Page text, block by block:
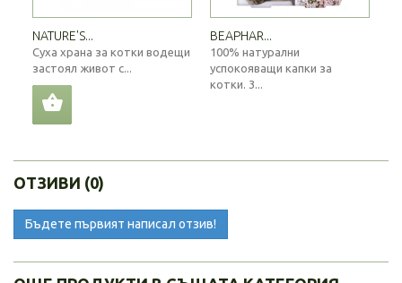
NATURE'S...
Суха храна за котки водещи
застоял живот с...
BEAPHAR...
100% натурални
успокояващи капки за
котки. 3...
ОТЗИВИ (0)
Бъдете първият написал отзив!